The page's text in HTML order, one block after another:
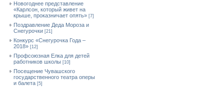
Новогоднее представление
«Карлсон, который живет на
крыше, проказничает опять» [7]
Поздравление Деда Мороза и
Снегурочки [21]
Конкурс «Снегурочка Года –
2018» [12]
Профсоюзная Елка для детей
работников школы [10]
Посещение Чувашского
государственного театра оперы
и балета [5]